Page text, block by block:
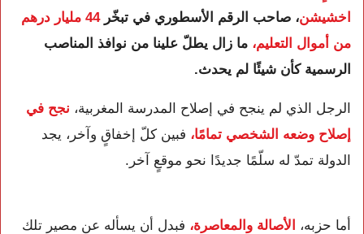
اخشيشن، صاحب الرقم الأسطوري في تبخّر
44 مليار درهم
من أموال التعليم، ما زال يطلّ علينا من نوافذ المناصب
الرسمية كأن شيئًا لم يحدث.
الرجل الذي لم ينجح في إصلاح المدرسة المغربية، نجح في
إصلاح وضعه الشخصي تمامًا، فبين كلّ إخفاقٍ وآخر، يجد
الدولة تمدّ له سلّمًا جديدًا نحو موقعٍ آخر.
أما حزبه، الأصالة والمعاصرة، فبدل أن يسأله عن مصير تلك